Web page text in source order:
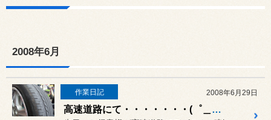
2008年6月
作業日記 2008年6月29日
高速道路にて・・・・・・・(゜＿゜i)タラー・・・